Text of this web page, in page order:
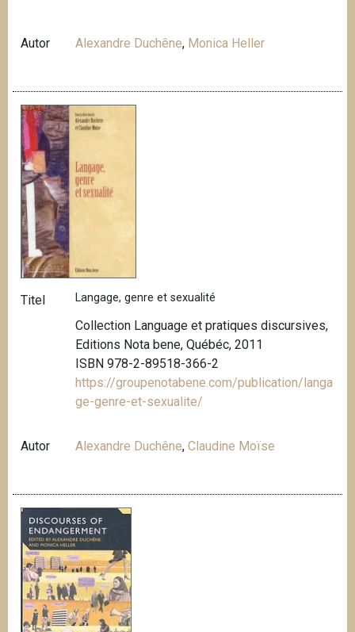
Autor Alexandre Duchêne, Monica Heller
Titel Langage, genre et sexualité
Collection Language et pratiques discursives,
Editions Nota bene, Québéc, 2011
ISBN 978-2-89518-366-2
https://groupenotabene.com/publication/langa
ge-genre-et-sexualite/
Autor Alexandre Duchêne,Claudine Moïse